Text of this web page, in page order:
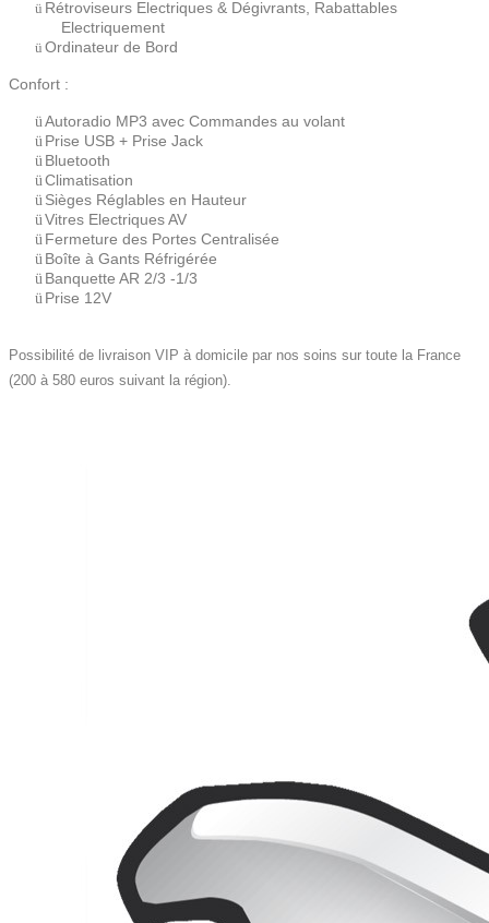
ü Rétroviseurs Electriques & Dégivrants, Rabattables
Electriquement
ü Ordinateur de Bord
Confort :
üAutoradio MP3 avec Commandes au volant
ü Prise USB + Prise Jack
ü Bluetooth
üClimatisation
ü Sièges Réglables en Hauteur
üVitres Electriques AV
ü Fermeture des Portes Centralisée
ü Boîte à Gants Réfrigérée
ü Banquette AR 2/3 -1/3
ü Prise 12V
Possibilité de livraison VIP à domicile par nos soins sur toute la France
(200 à 580 euros suivant la région).